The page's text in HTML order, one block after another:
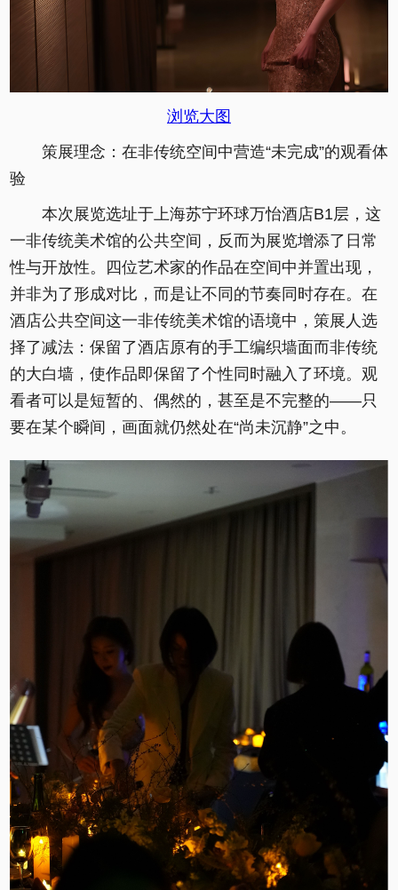
浏览大图
策展理念：在非传统空间中营造“未完成”的观看体
验
本次展览选址于上海苏宁环球万怡酒店B1层，这
一非传统美术馆的公共空间，反而为展览增添了日常
性与开放性。四位艺术家的作品在空间中并置出现，
并非为了形成对比，而是让不同的节奏同时存在。在
酒店公共空间这一非传统美术馆的语境中，策展人选
择了减法：保留了酒店原有的手工编织墙面而非传统
的大白墙，使作品即保留了个性同时融入了环境。观
看者可以是短暂的、偶然的，甚至是不完整的——只
要在某个瞬间，画面就仍然处在“尚未沉静”之中。